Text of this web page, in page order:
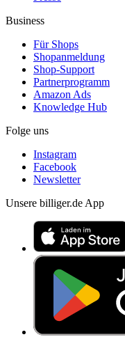
Business
Für Shops
Shopanmeldung
Shop-Support
Partnerprogramm
Amazon Ads
Knowledge Hub
Folge uns
Instagram
Facebook
Newsletter
Unsere billiger.de App